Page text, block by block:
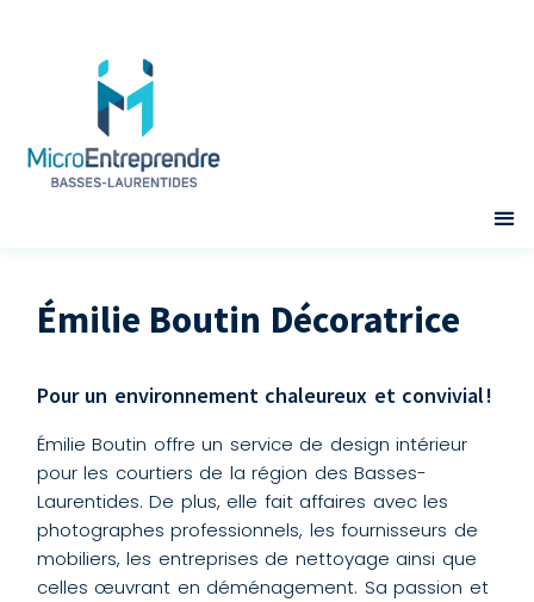
Émilie Boutin Décoratrice
Pour un environnement chaleureux et convivial !
Émilie Boutin offre un service de design intérieur
pour les courtiers de la région des Basses-
Laurentides. De plus, elle fait affaires avec les
photographes professionnels, les fournisseurs de
mobiliers, les entreprises de nettoyage ainsi que
celles œuvrant en déménagement. Sa passion et